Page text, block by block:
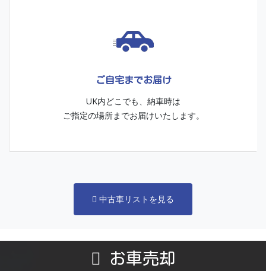
ご自宅までお届け
UK内どこでも、納車時は
ご指定の場所までお届けいたします。
中古車リストを見る
お車売却